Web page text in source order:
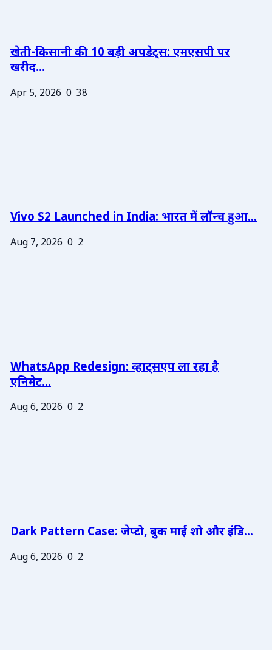
खेती-किसानी की 10 बड़ी अपडेट्स: एमएसपी पर
खरीद...
Apr 5, 2026 0 38
Vivo S2 Launched in India: भारत में लॉन्च हुआ...
Aug 7, 2026 0 2
WhatsApp Redesign: व्हाट्सएप ला रहा है
एनिमेट...
Aug 6, 2026 0 2
Dark Pattern Case: जेप्टो, बुक माई शो और इंडि...
Aug 6, 2026 0 2